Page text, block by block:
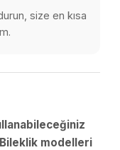
size en kısa
modelleri